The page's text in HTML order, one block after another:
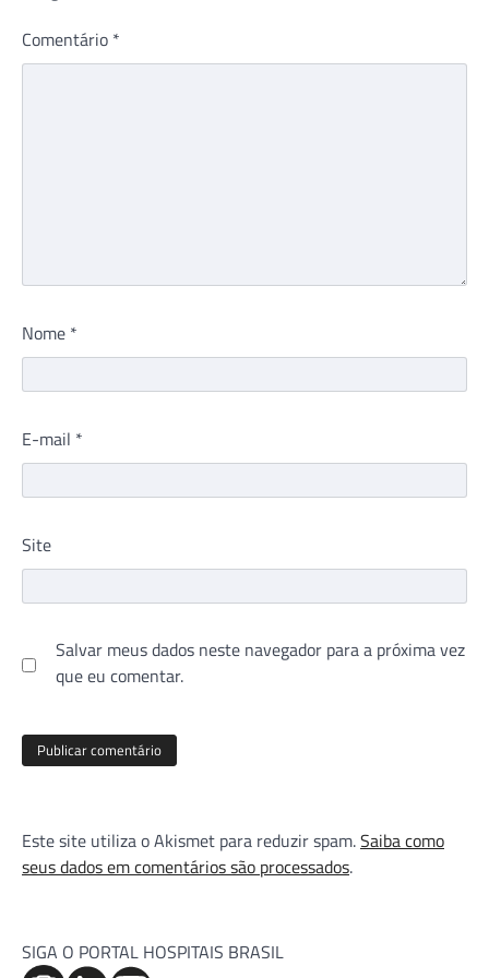
Comentário *
Nome *
E-mail *
Site
Salvar meus dados neste navegador para a próxima vez
que eu comentar.
Este site utiliza o Akismet para reduzir spam.Saiba como
seus dados em comentários são processados.
SIGA O PORTAL HOSPITAIS BRASIL